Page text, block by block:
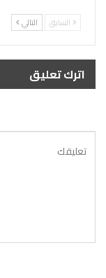
السابق التالي
اترك تعليق